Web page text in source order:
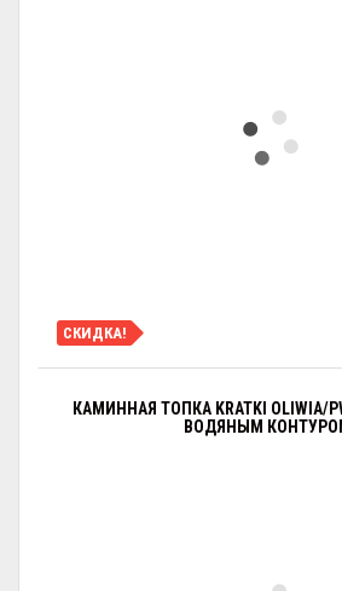
СКИДКА!
КАМИННАЯ ТОПКА KRATKI OLIWIA/
ВОДЯНЫМ